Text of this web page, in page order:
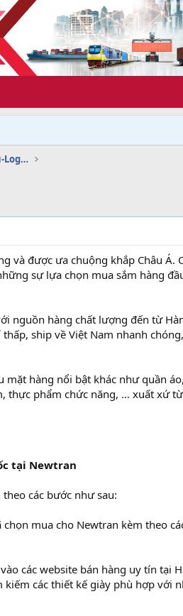
Dịch vụ doanh nghiệp xuất nhập khẩu-Logistics
và được ưa chuộng khắp Châu Á.
sự lựa chọn mua sắm hàng
nguồn hàng chất lượng đến từ
ship về Việt Nam nhanh
mặt hàng nổi bật khác như quần
thực phẩm chức năng, … xuất xứ
tại Newtran
các bước như sau:
mua cho Newtran kèm theo
các website bán hàng uy tín tại
các thiết kế giày phù hợp với